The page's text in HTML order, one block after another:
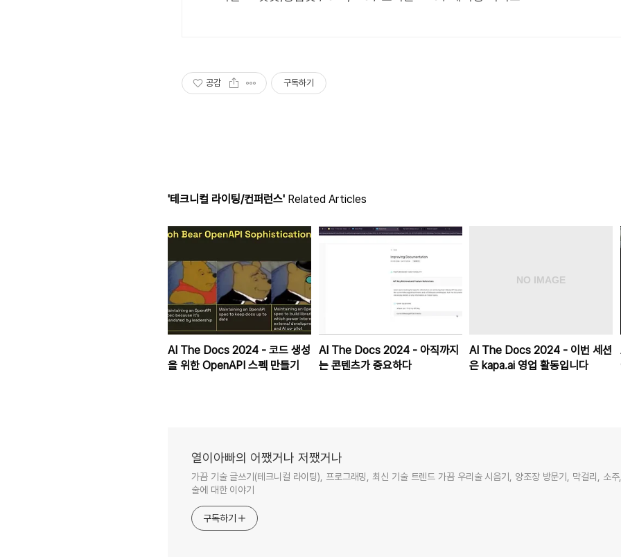
공감 구독하기
'테크니컬 라이팅/컨퍼런스' Related Articles
AI The Docs 2024 - 코드 생성
을 위한 OpenAPI 스펙 만들기
AI The Docs 2024 - 아직까지
는 콘텐츠가 중요하다
AI The Docs 2024 - 이번 세션
은 kapa.ai 영업 활동입니다
열이아빠의 어쨌거나 저쨌거나
가끔 기술 글쓰기(테크니컬 라이팅), 프로그래밍, 최신 기술 트렌드 가끔 우리술 시음기, 양조장 방문기, 막걸리, 소
술에 대한 이야기
구독하기